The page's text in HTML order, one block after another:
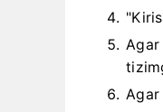
Agar
Agar